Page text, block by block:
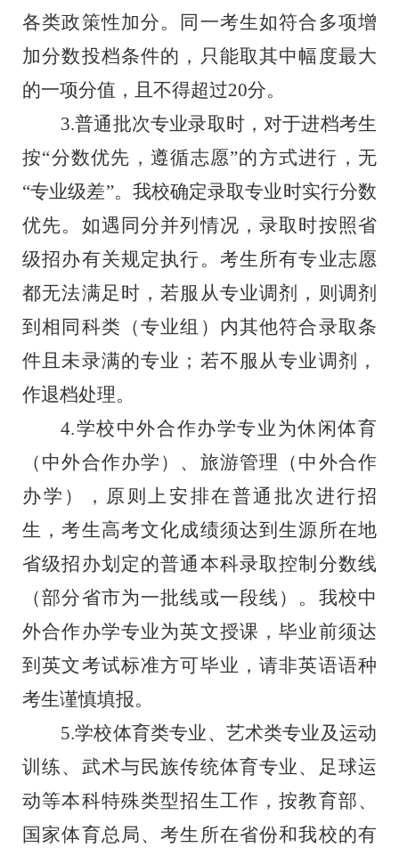
各类政策性加分。同一考生如符合多项增
加分数投档条件的，只能取其中幅度最大
的一项分值，且不得超过20分。
3.普通批次专业录取时，对于进档考生
按“分数优先，遵循志愿”的方式进行，无
“专业级差”。我校确定录取专业时实行分数
优先。如遇同分并列情况，录取时按照省
级招办有关规定执行。考生所有专业志愿
都无法满足时，若服从专业调剂，则调剂
到相同科类（专业组）内其他符合录取条
件且未录满的专业；若不服从专业调剂，
作退档处理。
4.学校中外合作办学专业为休闲体育
（中外合作办学）、旅游管理（中外合作
办学），原则上安排在普通批次进行招
生，考生高考文化成绩须达到生源所在地
省级招办划定的普通本科录取控制分数线
（部分省市为一批线或一段线）。我校中
外合作办学专业为英文授课，毕业前须达
到英文考试标准方可毕业，请非英语语种
考生谨慎填报。
5.学校体育类专业、艺术类专业及运动
训练、武术与民族传统体育专业、足球运
动等本科特殊类型招生工作，按教育部、
国家体育总局、考生所在省份和我校的有